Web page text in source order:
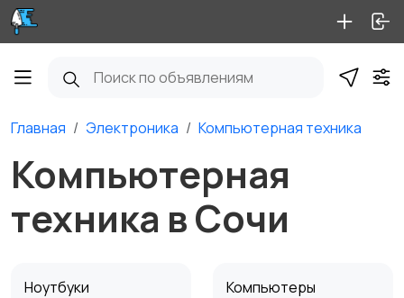
Главная Электроника Компьютерная техника
Компьютерная
техника в Сочи
Ноутбуки Компьютеры